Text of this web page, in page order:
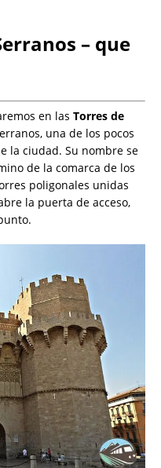
– que
en las Torres de
una de los pocos
la ciudad. Su nombre se
de la comarca de los
poligonales unidas
la puerta de acceso,